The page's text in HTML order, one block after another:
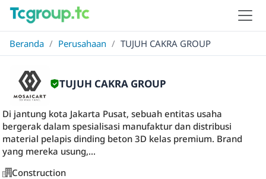
Beranda / Perusahaan / TUJUH CAKRA GROUP
TUJUH CAKRA GROUP
Di jantung kota Jakarta Pusat, sebuah entitas usaha
bergerak dalam spesialisasi manufaktur dan distribusi
material pelapis dinding beton 3D kelas premium. Brand
yang mereka usung,...
Construction